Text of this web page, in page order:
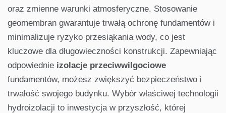
oraz zmienne warunki atmosferyczne. Stosowanie
geomembran gwarantuje trwałą ochronę fundamentów i
minimalizuje ryzyko przesiąkania wody, co jest
kluczowe dla długowieczności konstrukcji. Zapewniając
odpowiednie izolacje przeciwwilgociowe
fundamentów, możesz zwiększyć bezpieczeństwo i
trwałość swojego budynku. Wybór właściwej technologii
hydroizolacji to inwestycja w przyszłość, której